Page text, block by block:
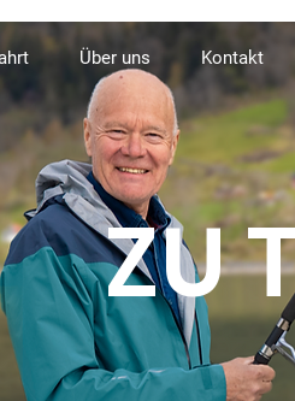
Über uns Kontakt
ZU